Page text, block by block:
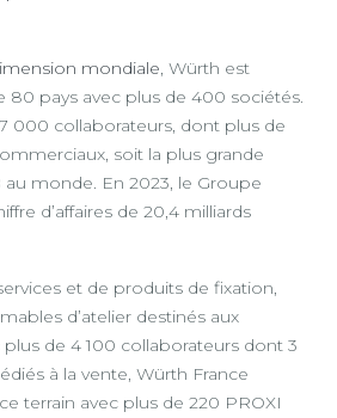
mondiale, Würth est
80 pays avec plus de 400 sociétés.
000 collaborateurs, dont plus de
soit la plus grande
monde. En 2023, le Groupe
d’affaires de 20,4 milliards
et de produits de fixation,
d’atelier destinés aux
de 4 100 collaborateurs dont 3
à la vente, Würth France
terrain avec plus de 220 PROXI